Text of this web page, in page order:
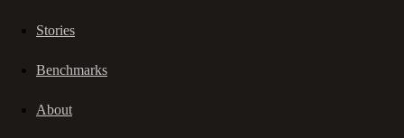
Stories
Benchmarks
About